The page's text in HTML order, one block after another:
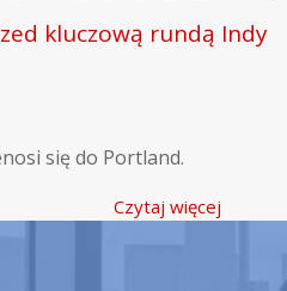
kluczową rundą Indy
się do Portland.
Czytaj więcej